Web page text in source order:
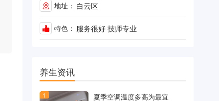
地址： 白云区
特色： 服务很好技师专业
养生资讯
1 夏季空调温度多高为最宜